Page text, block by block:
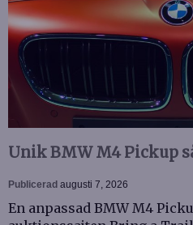
Unik BMW M4 Pickup
Publicerad augusti 7, 2026
En anpassad BMW M4